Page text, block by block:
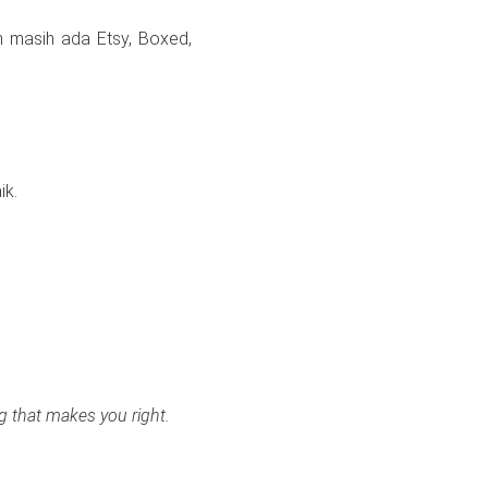
masih ada Etsy, Boxed,
that makes you right.